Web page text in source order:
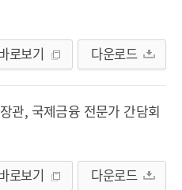
로보기 다운로드
관, 국제금융 전문가 간담회
로보기 다운로드